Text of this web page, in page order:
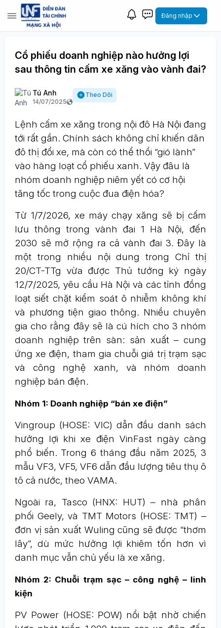
Đăng nhập
Cổ phiếu doanh nghiệp nào hưởng lợi
sau thông tin cấm xe xăng vào vành đai?
Tú Anh
14/07/2025
Theo Dõi
Lệnh cấm xe xăng trong nội đô Hà Nội đang
tới rất gần. Chính sách không chỉ khiến dân
đô thị đổi xe, mà còn có thể thổi “gió lành”
vào hàng loạt cổ phiếu xanh. Vậy đâu là
nhóm doanh nghiệp niêm yết có cơ hội
tăng tốc trong cuộc đua điện hóa?
Từ 1/7/2026, xe máy chạy xăng sẽ bị cấm
lưu thông trong vành đai 1 Hà Nội, đến
2030 sẽ mở rộng ra cả vành đai 3. Đây là
một trong nhiều nội dung trong Chỉ thị
20/CT-TTg vừa được Thủ tướng ký ngày
12/7/2025, yêu cầu Hà Nội và các tỉnh đồng
loạt siết chặt kiểm soát ô nhiễm không khí
và phương tiện giao thông. Nhiều chuyên
gia cho rằng đây sẽ là cú hích cho 3 nhóm
doanh nghiệp trên sàn: sản xuất – cung
ứng xe điện, tham gia chuỗi giá trị trạm sạc
và công nghệ xanh, và nhóm doanh
nghiệp bán điện.
Nhóm 1: Doanh nghiệp “bán xe điện”
Vingroup (HOSE: VIC) dẫn đầu danh sách
hưởng lợi khi xe điện VinFast ngày càng
phổ biến. Trong 6 tháng đầu năm 2025, 3
mẫu VF3, VF5, VF6 dẫn đầu lượng tiêu thụ ô
tô cả nước, theo VAMA.
Ngoài ra, Tasco (HNX: HUT) – nhà phân
phối Geely, và TMT Motors (HOSE: TMT) –
đơn vị sản xuất Wuling cũng sẽ được “thơm
lây”, dù mức hưởng lợi khiêm tốn hơn vì
danh mục vẫn chủ yếu là xe xăng.
Nhóm 2: Chuỗi trạm sạc – công nghệ – linh
kiện
PV Power (HOSE: POW) nổi bật nhờ chiến